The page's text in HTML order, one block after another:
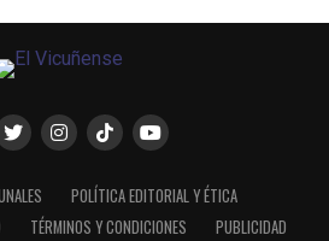
POLÍTICA EDITORIAL Y ÉTICA
TÉRMINOS Y CONDICIONES
PUBLICIDAD